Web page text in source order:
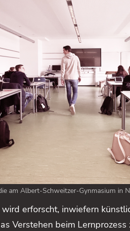
am Albert-Schweitzer-Gynmasium in
erforscht, inwiefern
Verstehen beim Lernprozess